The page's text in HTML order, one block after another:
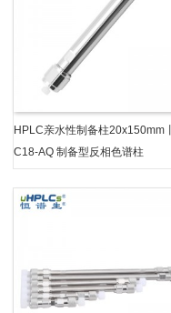
HPLC亲水性制备柱20x150mm丨
C18-AQ 制备型反相色谱柱